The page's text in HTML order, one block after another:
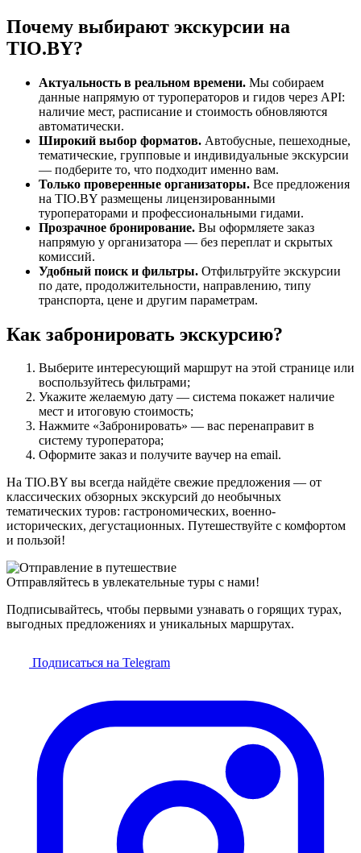
Почему выбирают экскурсии на
TIO.BY?
Актуальность в реальном времени. Мы собираем
данные напрямую от туроператоров и гидов через API:
наличие мест, расписание и стоимость обновляются
автоматически.
Широкий выбор форматов. Автобусные, пешеходные,
тематические, групповые и индивидуальные экскурсии
— подберите то, что подходит именно вам.
Только проверенные организаторы. Все предложения
на TIO.BY размещены лицензированными
туроператорами и профессиональными гидами.
Прозрачное бронирование. Вы оформляете заказ
напрямую у организатора — без переплат и скрытых
комиссий.
Удобный поиск и фильтры. Отфильтруйте экскурсии
по дате, продолжительности, направлению, типу
транспорта, цене и другим параметрам.
Как забронировать экскурсию?
Выберите интересующий маршрут на этой странице или
воспользуйтесь фильтрами;
Укажите желаемую дату — система покажет наличие
мест и итоговую стоимость;
Нажмите «Забронировать» — вас перенаправит в
систему туроператора;
Оформите заказ и получите ваучер на email.
На TIO.BY вы всегда найдёте свежие предложения — от
классических обзорных экскурсий до необычных
тематических туров: гастрономических, военно-
исторических, дегустационных. Путешествуйте с комфортом
и пользой!
Отправляйтесь в увлекательные туры с нами!
Подписывайтесь, чтобы первыми узнавать о горящих турах,
выгодных предложениях и уникальных маршрутах.
Подписаться на Telegram